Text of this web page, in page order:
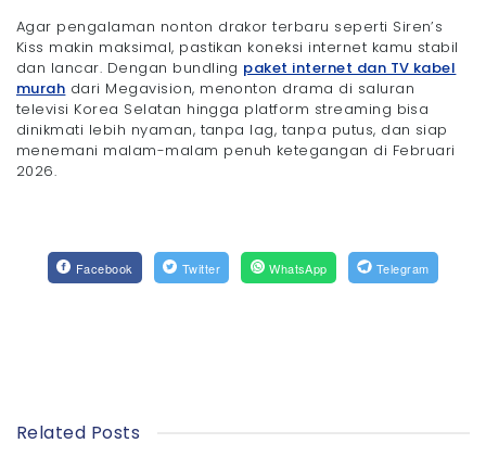
Agar pengalaman nonton drakor terbaru seperti Siren’s
Kiss makin maksimal, pastikan koneksi internet kamu stabil
dan lancar. Dengan bundling paket internet dan TV kabel
murah dari Megavision, menonton drama di saluran
televisi Korea Selatan hingga platform streaming bisa
dinikmati lebih nyaman, tanpa lag, tanpa putus, dan siap
menemani malam-malam penuh ketegangan di Februari
2026.
Facebook Twitter WhatsApp Telegram
Related Posts